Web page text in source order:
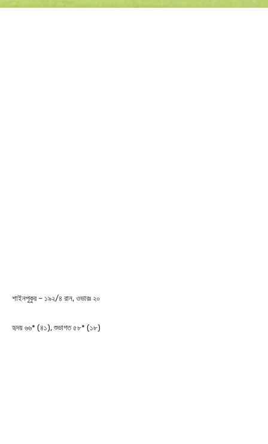
শাইনপুকুর – ১৯২/৪ রান, ওভারঃ ২০
হৃদয় ৬৬* (৪১), শুভাগত ৫৮* (১৮)